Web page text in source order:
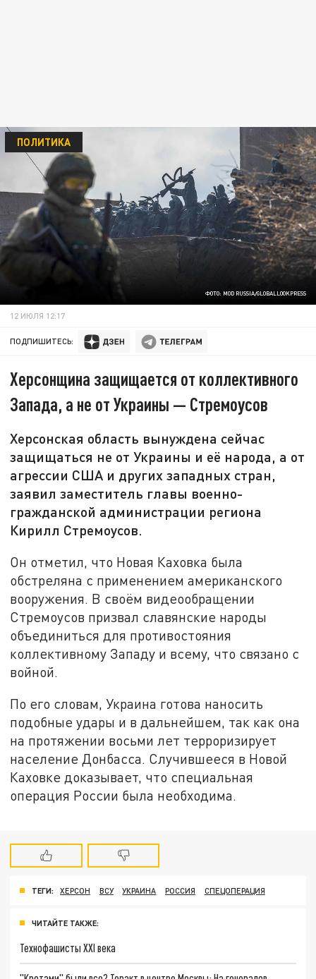
ФОТО: MOD RUSSIA/GLOBALLOOKPRESS
ПОЛИТИКА
12 ИЮЛЯ 12:17
ПОДПИШИТЕСЬ:
Херсонщина защищается от коллективного
Запада, а не от Украины — Стремоусов
Херсонская область вынуждена сейчас
защищаться не от Украины и её народа, а от
агрессии США и других западных стран,
заявил заместитель главы военно-
гражданской администрации региона
Кирилл Стремоусов.
Он отметил, что Новая Каховка была
обстреляна с применением американского
вооружения. В своём видеообращении
Стремоусов призвал славянские народы
объединиться для противостояния
коллективному Западу и всему, что связано с
войной.
По его словам, Украина готова наносить
подобные удары и в дальнейшем, так как она
на протяжении восьми лет терроризирует
население Донбасса. Случившееся в Новой
Каховке доказывает, что специальная
операция России была необходима.
ТЕГИ: ХЕРСОН ВСУ УКРАИНА РОССИЯ СПЕЦОПЕРАЦИЯ
ЧИТАЙТЕ ТАКЖЕ:
Технофашисты XXI века